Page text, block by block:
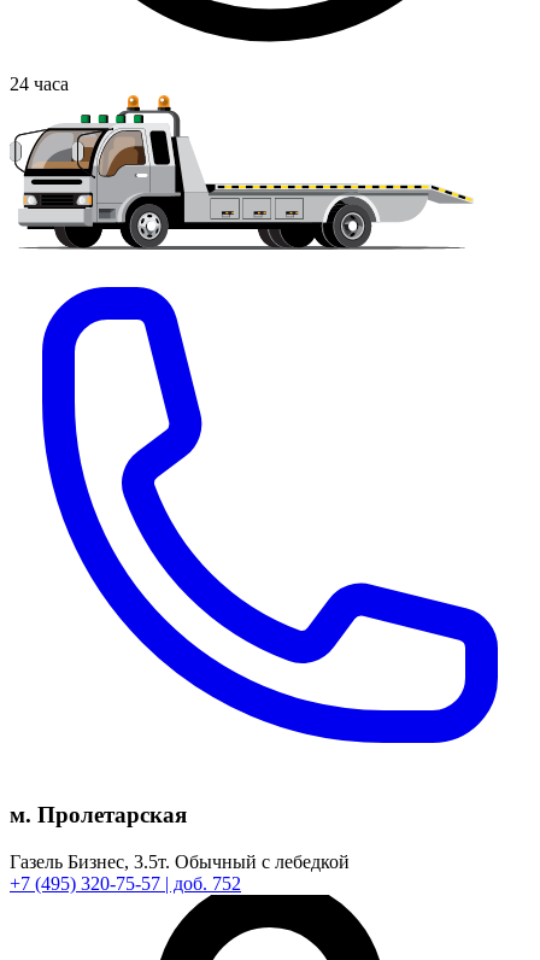
24 часа
м. Пролетарская
Газель Бизнес, 3.5т. Обычный с лебедкой
+7 (495) 320-75-57 | доб. 752